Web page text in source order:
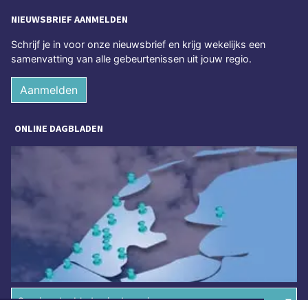
NIEUWSBRIEF AANMELDEN
Schrijf je in voor onze nieuwsbrief en krijg wekelijks een
samenvatting van alle gebeurtenissen uit jouw regio.
Aanmelden
ONLINE DAGBLADEN